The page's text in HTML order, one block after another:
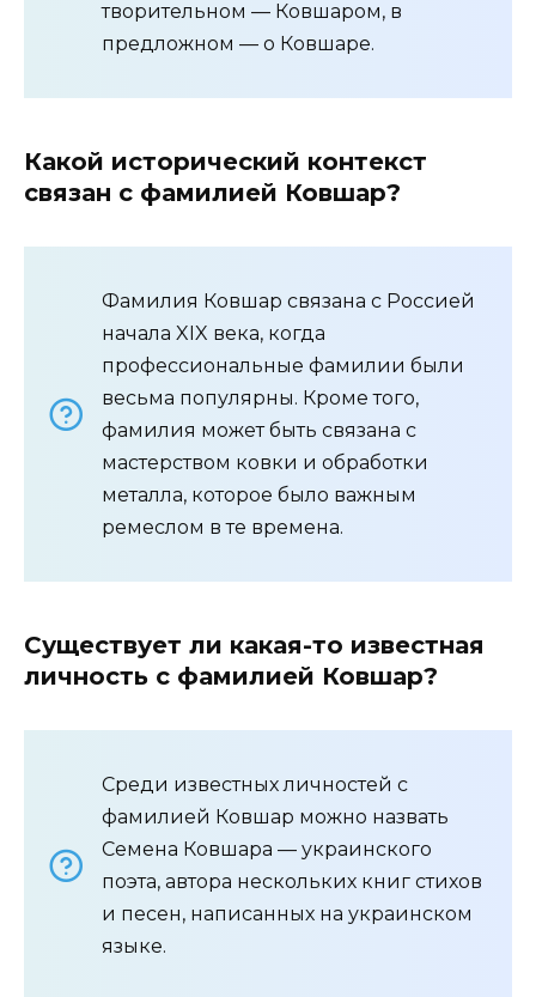
творительном — Ковшаром, в
предложном — о Ковшаре.
Какой исторический контекст
связан с фамилией Ковшар?
Фамилия Ковшар связана с Россией
начала XIX века, когда
профессиональные фамилии были
весьма популярны. Кроме того,
фамилия может быть связана с
мастерством ковки и обработки
металла, которое было важным
ремеслом в те времена.
Существует ли какая-то известная
личность с фамилией Ковшар?
Среди известных личностей с
фамилией Ковшар можно назвать
Семена Ковшара — украинского
поэта, автора нескольких книг стихов
и песен, написанных на украинском
языке.